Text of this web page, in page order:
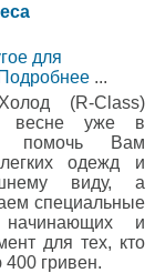
для
Подробнее ...
(R-Class)
весне уже в
помочь Вам
одежд и
виду, а
специальные
и
для тех, кто
гривен.